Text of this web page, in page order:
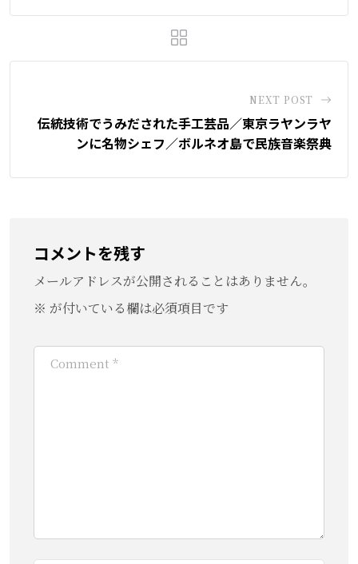
NEXT POST
伝統技術でうみだされた手工芸品／東京ラヤンラヤ
ンに名物シェフ／ボルネオ島で民族音楽祭典
コメントを残す
メールアドレスが公開されることはありません。
※ が付いている欄は必須項目です